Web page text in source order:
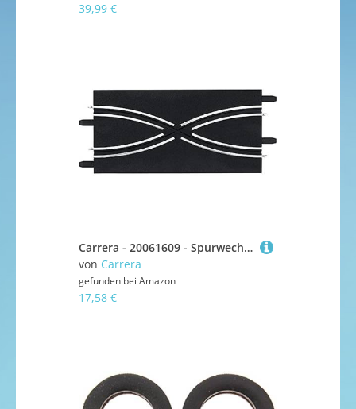
39,99 €
Carrera - 20061609 - Spurwechsel (2)
von Carrera
gefunden bei Amazon
17,58 €